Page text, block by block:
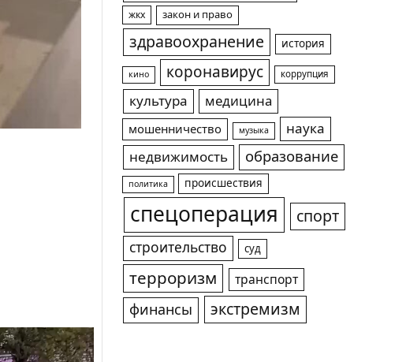
жкх закон и право
здравоохранение история
кино коронавирус коррупция
культура медицина
мошенничество музыка
наука
недвижимость
образование
политика происшествия
спецоперация спорт
строительство суд
терроризм транспорт
финансы экстремизм